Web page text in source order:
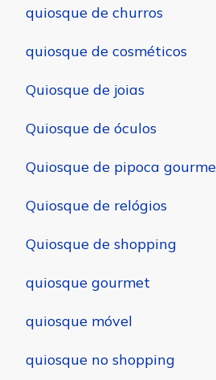
quiosque de churros
quiosque de cosméticos
Quiosque de joias
Quiosque de óculos
Quiosque de pipoca
Quiosque de relógios
Quiosque de shopping
quiosque gourmet
quiosque móvel
quiosque no shopping